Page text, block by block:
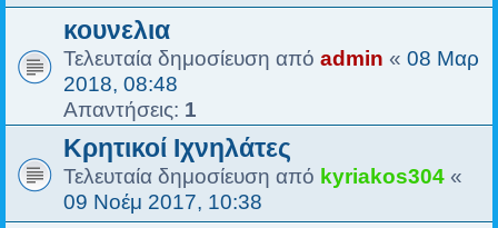
κουνελια
Τελευταία δημοσίευση από admin « 08 Μαρ
2018, 08:48
Απαντήσεις: 1
Κρητικοί Ιχνηλάτες
Τελευταία δημοσίευση από kyriakos304 «
09 Νοέμ 2017, 10:38